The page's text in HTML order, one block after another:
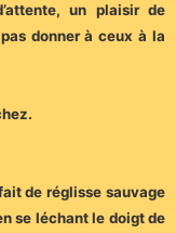
un plaisir de
donner à ceux à la
de réglisse sauvage
se léchant le doigt de